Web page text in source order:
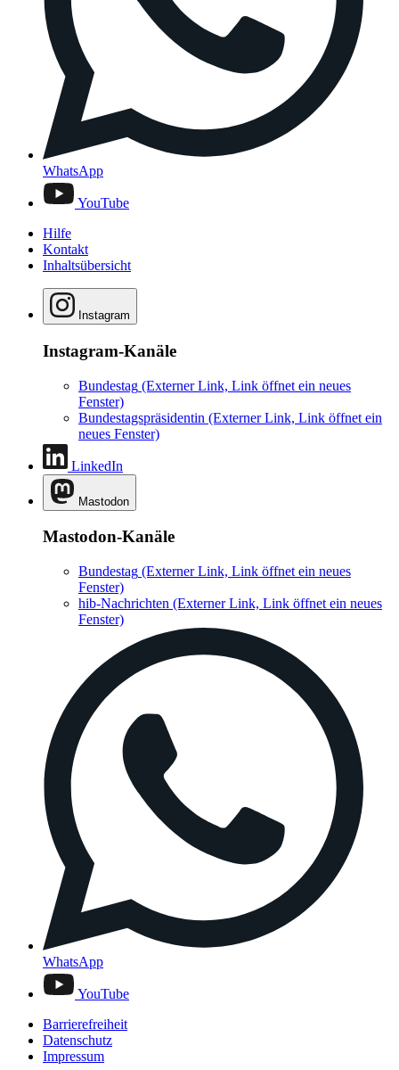
WhatsApp
YouTube
Hilfe
Kontakt
Inhaltsübersicht
Instagram
Instagram-Kanäle
Bundestag (Externer Link, Link öffnet ein neues
Fenster)
Bundestagspräsidentin (Externer Link, Link öffnet ein
neues Fenster)
LinkedIn
Mastodon
Mastodon-Kanäle
Bundestag (Externer Link, Link öffnet ein neues
Fenster)
hib-Nachrichten (Externer Link, Link öffnet ein neues
Fenster)
WhatsApp
YouTube
Barrierefreiheit
Datenschutz
Impressum